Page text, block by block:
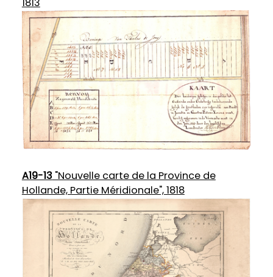
A19-13"Nouvelle carte de la Province de
Hollande, Partie Méridionale", 1818